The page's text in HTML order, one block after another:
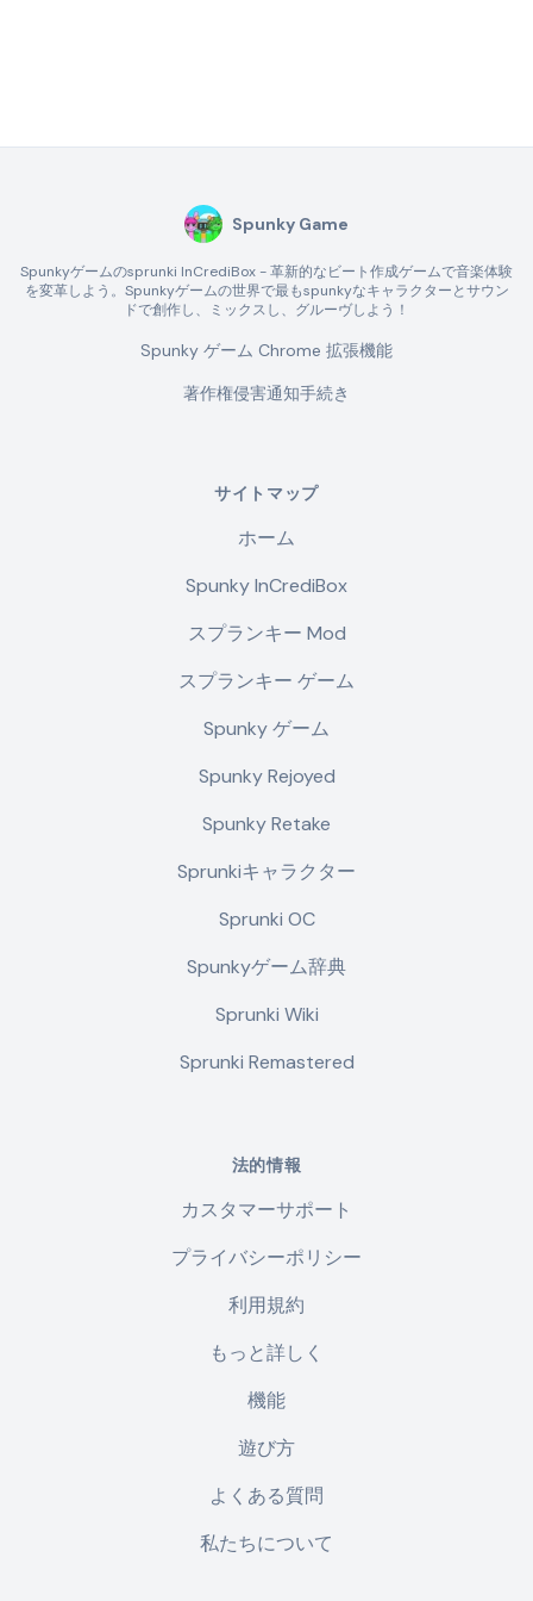
Spunky Game
Spunkyゲームのsprunki InCrediBox - 革新的なビート作成ゲームで音楽体験
を変革しよう。Spunkyゲームの世界で最もspunkyなキャラクターとサウン
ドで創作し、ミックスし、グルーヴしよう！
Spunky ゲーム Chrome 拡張機能
著作権侵害通知手続き
サイトマップ
ホーム
Spunky InCrediBox
スプランキー Mod
スプランキー ゲーム
Spunky ゲーム
Spunky Rejoyed
Spunky Retake
Sprunkiキャラクター
Sprunki OC
Spunkyゲーム辞典
Sprunki Wiki
Sprunki Remastered
法的情報
カスタマーサポート
プライバシーポリシー
利用規約
もっと詳しく
機能
遊び方
よくある質問
私たちについて